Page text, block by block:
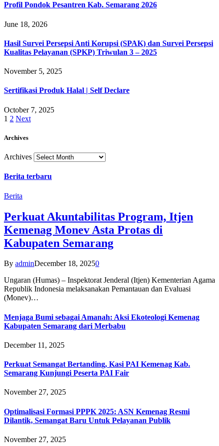
Profil Pondok Pesantren Kab. Semarang 2026
June 18, 2026
Hasil Survei Persepsi Anti Korupsi (SPAK) dan Survei Persepsi
Kualitas Pelayanan (SPKP) Triwulan 3 – 2025
November 5, 2025
Sertifikasi Produk Halal | Self Declare
October 7, 2025
1 2 Next
Archives
Archives
Berita terbaru
Berita
Perkuat Akuntabilitas Program, Itjen
Kemenag Monev Asta Protas di
Kabupaten Semarang
By adminDecember 18, 20250
Ungaran (Humas) – Inspektorat Jenderal (Itjen) Kementerian Agama
Republik Indonesia melaksanakan Pemantauan dan Evaluasi
(Monev)…
Menjaga Bumi sebagai Amanah: Aksi Ekoteologi Kemenag
Kabupaten Semarang dari Merbabu
December 11, 2025
Perkuat Semangat Bertanding, Kasi PAI Kemenag Kab.
Semarang Kunjungi Peserta PAI Fair
November 27, 2025
Optimalisasi Formasi PPPK 2025: ASN Kemenag Resmi
Dilantik, Semangat Baru Untuk Pelayanan Publik
November 27, 2025